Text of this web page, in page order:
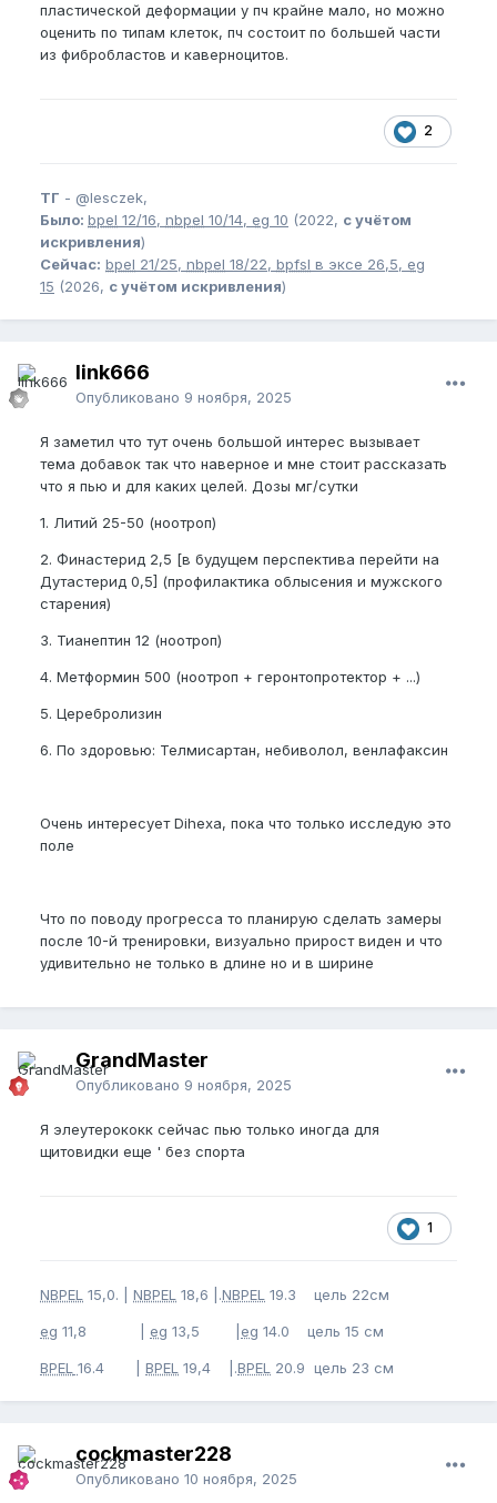
пластической деформации у пч крайне мало, но можно
оценить по типам клеток, пч состоит по большей части
из фибробластов и каверноцитов.
2
ТГ - @lesczek,
Было: bpel 12/16, nbpel 10/14, eg 10 (2022, с учётом
искривления)
Сейчас: bpel 21/25, nbpel 18/22, bpfsl в эксе 26,5, eg
15 (2026, с учётом искривления)
link666
Опубликовано 9 ноября, 2025
Я заметил что тут очень большой интерес вызывает
тема добавок так что наверное и мне стоит рассказать
что я пью и для каких целей. Дозы мг/сутки
1. Литий 25-50 (ноотроп)
2. Финастерид 2,5 [в будущем перспектива перейти на
Дутастерид 0,5] (профилактика облысения и мужского
старения)
3. Тианептин 12 (ноотроп)
4. Метформин 500 (ноотроп + геронтопротектор + ...)
5. Церебролизин
6. По здоровью: Телмисартан, небиволол, венлафаксин
Очень интересует Dihexa, пока что только исследую это
поле
Что по поводу прогресса то планирую сделать замеры
после 10-й тренировки, визуально прирост виден и что
удивительно не только в длине но и в ширине
GrandMaster
Опубликовано 9 ноября, 2025
Я элеутерококк сейчас пью только иногда для
щитовидки еще ' без спорта
1
NBPEL 15,0. | NBPEL 18,6 |.NBPEL 19.3 цель 22см
eg 11,8 | eg 13,5 | eg 14.0 цель 15 см
BPEL 16.4 | BPEL 19,4 |.BPEL 20.9 цель 23 см
cockmaster228
Опубликовано 10 ноября, 2025